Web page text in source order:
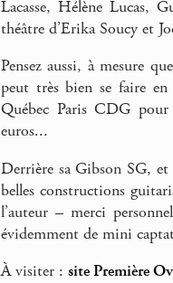
Lacasse, Hélène Lucas,
théâtre d’Erika Soucy et
Pensez aussi, à mesure
peut très bien se faire en
Québec Paris CDG
euros...
Derrière sa Gibson SG,
belles constructions
l’auteur – merci
évidemment de mini
À visiter : site Première